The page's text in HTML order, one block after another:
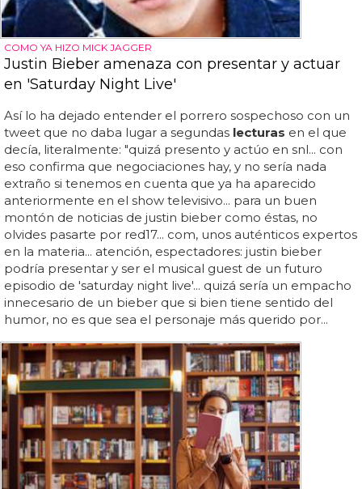
COMO YA HIZO MICK JAGGER
Justin Bieber amenaza con presentar y actuar
en 'Saturday Night Live'
Así lo ha dejado entender el porrero sospechoso con un
tweet que no daba lugar a segundas lecturas en el que
decía, literalmente: "quizá presento y actúo en snl... con
eso confirma que negociaciones hay, y no sería nada
extraño si tenemos en cuenta que ya ha aparecido
anteriormente en el show televisivo... para un buen
montón de noticias de justin bieber como éstas, no
olvides pasarte por red17... com, unos auténticos expertos
en la materia... atención, espectadores: justin bieber
podría presentar y ser el musical guest de un futuro
episodio de 'saturday night live'... quizá sería un empacho
innecesario de un bieber que si bien tiene sentido del
humor, no es que sea el personaje más querido por...